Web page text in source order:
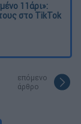
11άρι»:
στο TikTok
επόμενο
άρθρο